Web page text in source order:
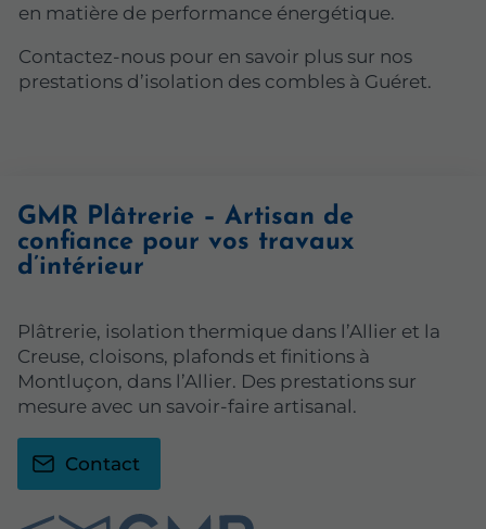
en matière de performance énergétique.
Contactez-nous pour en savoir plus sur nos
prestations d’isolation des combles à Guéret.
GMR Plâtrerie – Artisan de
confiance pour vos travaux
d’intérieur
Plâtrerie, isolation thermique dans l’Allier et la
Creuse, cloisons, plafonds et finitions à
Montluçon, dans l’Allier. Des prestations sur
mesure avec un savoir-faire artisanal.
Contact